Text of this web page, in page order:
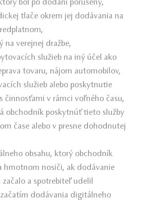
bol po dodaní porušený,
tlače okrem jej dodávania na
na verejnej dražbe,
služieb na iný účel ako
tovaru, nájom automobilov,
služieb alebo poskytnutie
činnosťami v rámci voľného času,
obchodník poskytnúť tieto služby
čase alebo v presne dohodnutej
obsahu, ktorý obchodník
hmotnom nosiči, ak dodávanie
a spotrebiteľ udelil
dodávania digitálneho